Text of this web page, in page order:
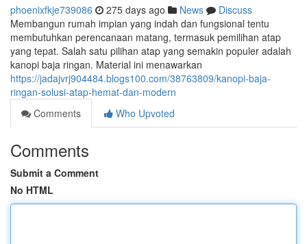
phoenixfkje739086 275 days ago News
Discuss
Membangun rumah impian yang indah dan fungsional tentu
membutuhkan perencanaan matang, termasuk pemilihan atap
yang tepat. Salah satu pilihan atap yang semakin populer adalah
kanopi baja ringan. Material ini menawarkan
https://jadajvrj904484.blogs100.com/38763809/kanopi-baja-
ringan-solusi-atap-hemat-dan-modern
Comments
Who Upvoted
Comments
Submit a Comment
No HTML